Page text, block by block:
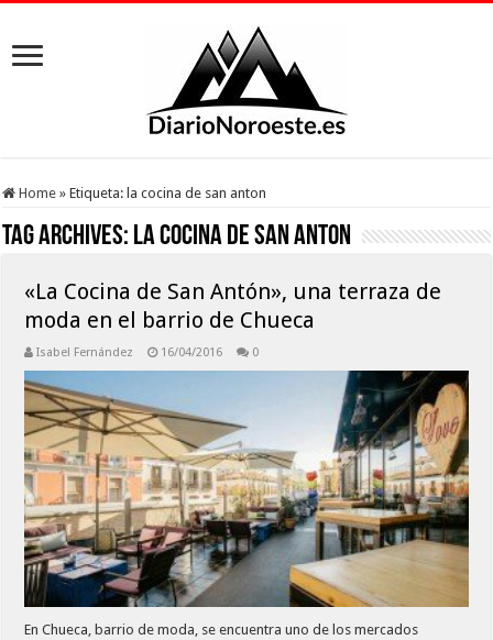
Home » Etiqueta: la cocina de san anton
Tag Archives: la cocina de san anton
«La Cocina de San Antón», una terraza de
moda en el barrio de Chueca
Isabel Fernández 16/04/2016 0
En Chueca, barrio de moda, se encuentra uno de los mercados